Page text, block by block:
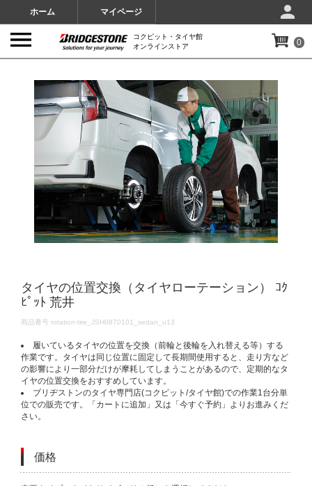
ホーム マイページ
コクピット・タイヤ館
オンラインストア
0
タイヤの位置交換（タイヤローテーション） ｺｸ
ﾋﾟｯﾄ 荒井
DETAILS
商品番号 rotation-tire_JSH0870101_sedan_u13
履いているタイヤの位置を交換（前輪と後輪を入れ替える等）する
作業です。タイヤは同じ位置に固定して長期間使用すると、走り方など
の影響により一部分だけが摩耗してしまうことがあるので、定期的なタ
イヤの位置交換をおすすめしています。
ブリヂストンのタイヤ専門店(コクピット/タイヤ館)での作業1台分単
位での販売です。「カートに追加」又は「今すぐ予約」よりお進みくだ
さい。
価格